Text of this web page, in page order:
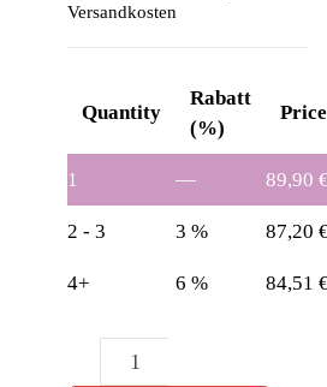
Versandkosten
Quantity
Rabatt
(%)
Price
1 — 89,90
2 - 3 3 % 87,20
4+ 6 % 84,51
KST
A15-